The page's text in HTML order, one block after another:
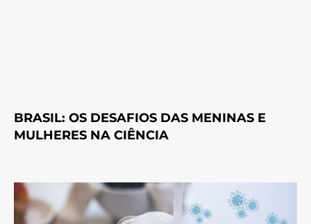
BRASIL: OS DESAFIOS DAS MENINAS E
MULHERES NA CIÊNCIA